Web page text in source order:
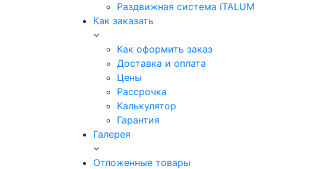
Раздвижная система ITALUM
Как заказать
Как оформить заказ
Доставка и оплата
Цены
Рассрочка
Калькулятор
Гарантия
Галерея
Отложенные товары